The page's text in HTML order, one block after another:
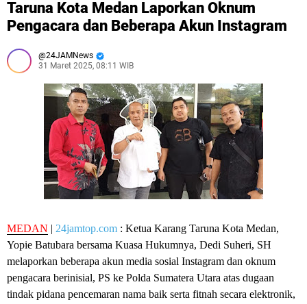
Taruna Kota Medan Laporkan Oknum
Pengacara dan Beberapa Akun Instagram
24JAMNews
31 Maret 2025, 08:11 WIB
MEDAN | 24jamtop.com : Ketua Karang Taruna Kota Medan,
Yopie Batubara bersama Kuasa Hukumnya, Dedi Suheri, SH
melaporkan beberapa akun media sosial Instagram dan oknum
pengacara berinisial, PS ke Polda Sumatera Utara atas dugaan
tindak pidana pencemaran nama baik serta fitnah secara elektronik,